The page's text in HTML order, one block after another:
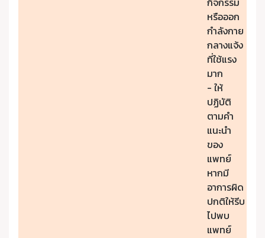
หรือออก
กำลังกาย
กลางแจ้ง
ที่ใช้แรง
มาก
- ให้
ปฏิบัติ
ตามคำ
แนะนำ
ของ
แพทย์
หากมี
อาการผิด
ปกติให้รีบ
ไปพบ
แพทย์